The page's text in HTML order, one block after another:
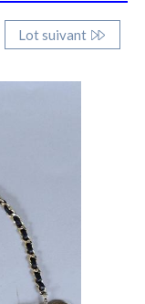
Lot suivant